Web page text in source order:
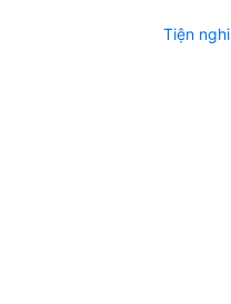
Tiện